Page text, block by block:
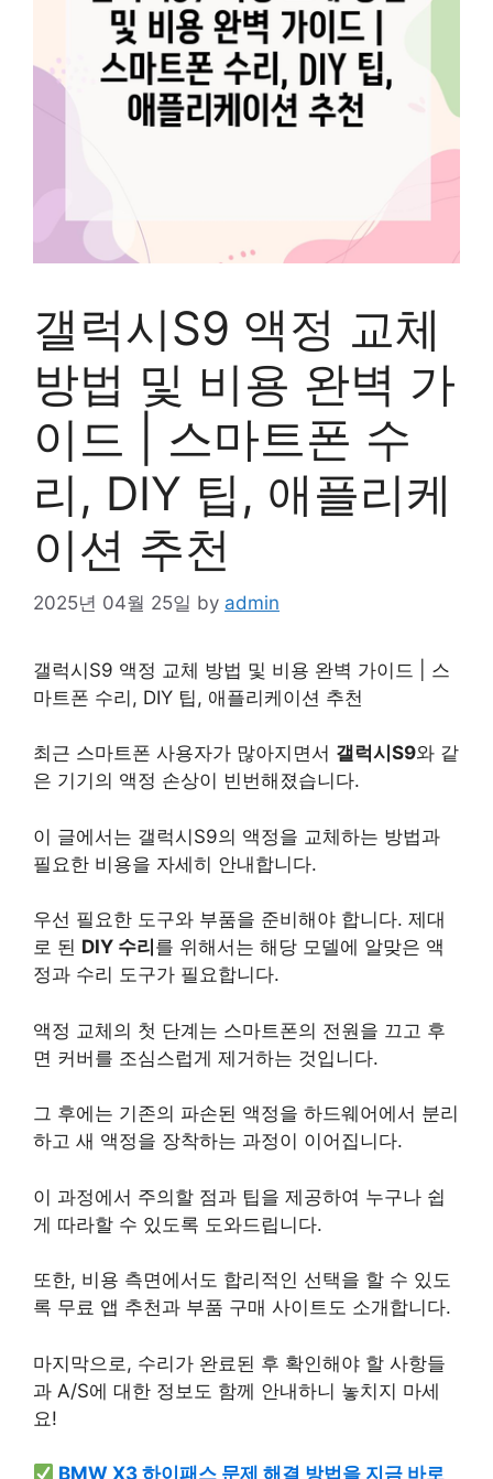
갤럭시S9 액정 교체
방법 및 비용 완벽 가
이드 | 스마트폰 수
리, DIY 팁, 애플리케
이션 추천
2025년 04월 25일 by admin
갤럭시S9 액정 교체 방법 및 비용 완벽 가이드 | 스
마트폰 수리, DIY 팁, 애플리케이션 추천
최근 스마트폰 사용자가 많아지면서 갤럭시S9와 같
은 기기의 액정 손상이 빈번해졌습니다.
이 글에서는 갤럭시S9의 액정을 교체하는 방법과
필요한 비용을 자세히 안내합니다.
우선 필요한 도구와 부품을 준비해야 합니다. 제대
로 된 DIY 수리 를 위해서는 해당 모델에 알맞은 액
정과 수리 도구가 필요합니다.
액정 교체의 첫 단계는 스마트폰의 전원을 끄고 후
면 커버를 조심스럽게 제거하는 것입니다.
그 후에는 기존의 파손된 액정을 하드웨어에서 분리
하고 새 액정을 장착하는 과정이 이어집니다.
이 과정에서 주의할 점과 팁을 제공하여 누구나 쉽
게 따라할 수 있도록 도와드립니다.
또한, 비용 측면에서도 합리적인 선택을 할 수 있도
록 무료 앱 추천과 부품 구매 사이트도 소개합니다.
마지막으로, 수리가 완료된 후 확인해야 할 사항들
과 A/S에 대한 정보도 함께 안내하니 놓치지 마세
요!
BMW X3 하이패스 문제 해결 방법을 지금 바로